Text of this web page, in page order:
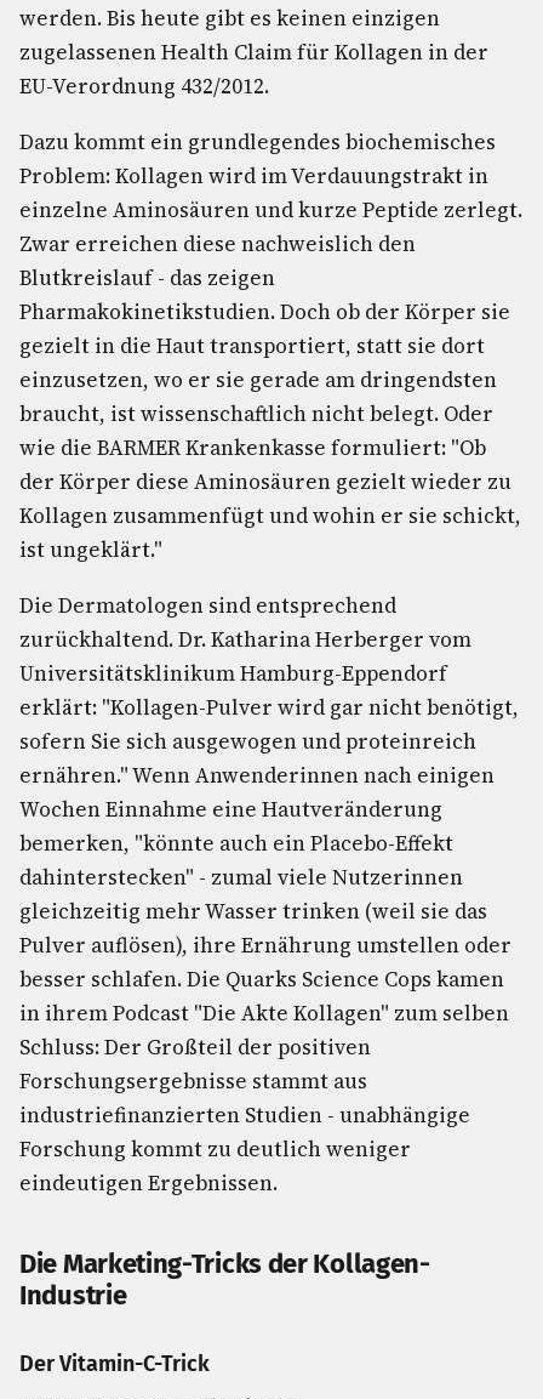
werden. Bis heute gibt es keinen einzigen
zugelassenen Health Claim für Kollagen in der
EU-Verordnung 432/2012.
Dazu kommt ein grundlegendes biochemisches
Problem: Kollagen wird im Verdauungstrakt in
einzelne Aminosäuren und kurze Peptide zerlegt.
Zwar erreichen diese nachweislich den
Blutkreislauf - das zeigen
Pharmakokinetikstudien. Doch ob der Körper sie
gezielt in die Haut transportiert, statt sie dort
einzusetzen, wo er sie gerade am dringendsten
braucht, ist wissenschaftlich nicht belegt. Oder
wie die BARMER Krankenkasse formuliert: "Ob
der Körper diese Aminosäuren gezielt wieder zu
Kollagen zusammenfügt und wohin er sie schickt,
ist ungeklärt."
Die Dermatologen sind entsprechend
zurückhaltend. Dr. Katharina Herberger vom
Universitätsklinikum Hamburg-Eppendorf
erklärt: "Kollagen-Pulver wird gar nicht benötigt,
sofern Sie sich ausgewogen und proteinreich
ernähren." Wenn Anwenderinnen nach einigen
Wochen Einnahme eine Hautveränderung
bemerken, "könnte auch ein Placebo-Effekt
dahinterstecken" - zumal viele Nutzerinnen
gleichzeitig mehr Wasser trinken (weil sie das
Pulver auflösen), ihre Ernährung umstellen oder
besser schlafen. Die Quarks Science Cops kamen
in ihrem Podcast "Die Akte Kollagen" zum selben
Schluss: Der Großteil der positiven
Forschungsergebnisse stammt aus
industriefinanzierten Studien - unabhängige
Forschung kommt zu deutlich weniger
eindeutigen Ergebnissen.
Die Marketing-Tricks der Kollagen-
Industrie
Der Vitamin-C-Trick